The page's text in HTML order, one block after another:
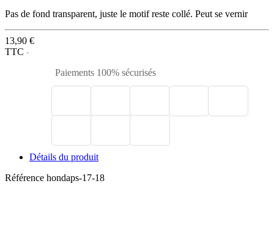
Pas de fond transparent, juste le motif reste collé. Peut se vernir
13,90 €
TTC
Paiements 100% sécurisés
Détails du produit
Référence hondaps-17-18